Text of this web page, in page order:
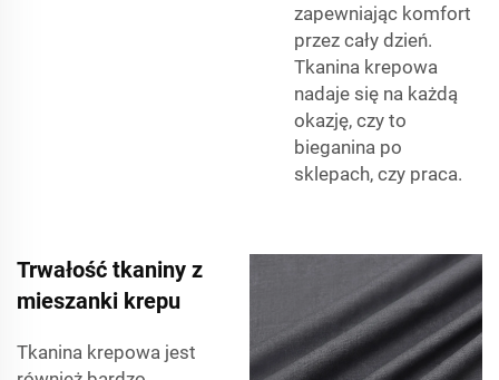
zapewniając komfort
przez cały dzień.
Tkanina krepowa
nadaje się na każdą
okazję, czy to
bieganina po
sklepach, czy praca.
Trwałość tkaniny z
mieszanki krepu
Tkanina krepowa jest